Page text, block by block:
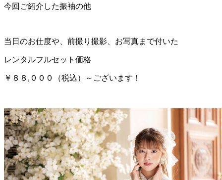
今回ご紹介した振袖の他
当日のお仕度や、前撮り撮影、お写真まで付いた
レンタルフルセット価格
￥８８,０００（税込）～ございます！